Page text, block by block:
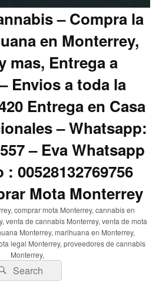
– Compra la
en Monterrey,
mas, Entrega a
Envios a toda la
Entrega en Casa
– Whatsapp:
– Eva Whatsapp
00528132769756
Mota Monterrey
comprar mota Monterrey, cannabis en
venta de cannabis Monterrey, venta de mota
Monterrey, marihuana en Monterrey,
legal Monterrey, proveedores de cannabis
Monterrey,
Search